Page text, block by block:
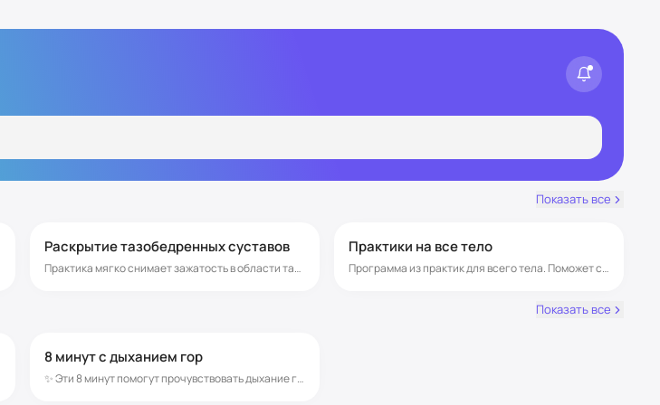
Показать все
Раскрытие тазобедренных суставов
Практика мягко снимает зажатость в области таза и поясницы, помогает улучшить кровообращение, увеличить подвижность и гибкость. Регулярные занятия способствуют свободе движений, лёгкости походки и внутреннему ощущению раскрепощённости.
30-45 мин
Практики на все тело
Программа из практик для всего тела. Поможет снять скованность, расслабиться, улучшить подвижность и вернуть телу комфорт.
Показать все
8 минут с дыханием гор
✨ Эти 8 минут помогут прочувствовать дыхание гор и настроиться на гармонию. Практика сочетает простые движения и дыхательные техники, которые активизируют тело, снимают зажатость и дарят ясность уму. Всего несколько минут - и вы ощущаете лёгкость, бодрость и внутреннюю силу.